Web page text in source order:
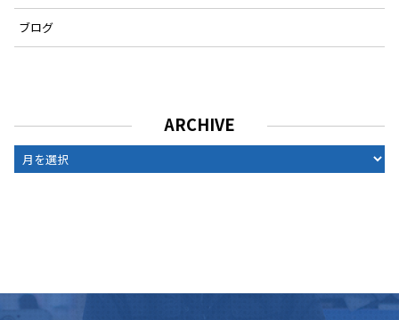
ブログ
ARCHIVE
ARCHIVE